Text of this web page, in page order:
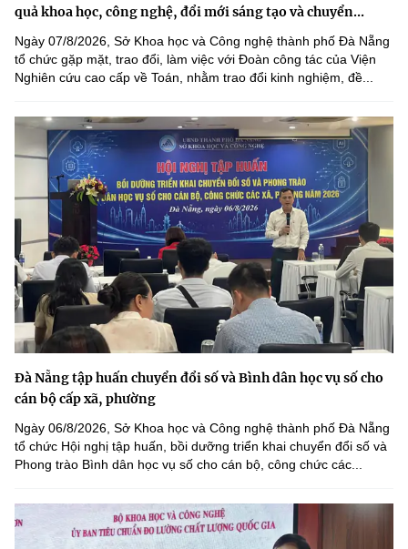
quả khoa học, công nghệ, đổi mới sáng tạo và chuyển...
Ngày 07/8/2026, Sở Khoa học và Công nghệ thành phố Đà Nẵng
tổ chức gặp mặt, trao đổi, làm việc với Đoàn công tác của Viện
Nghiên cứu cao cấp về Toán, nhằm trao đổi kinh nghiệm, đề...
Đà Nẵng tập huấn chuyển đổi số và Bình dân học vụ số cho
cán bộ cấp xã, phường
Ngày 06/8/2026, Sở Khoa học và Công nghệ thành phố Đà Nẵng
tổ chức Hội nghị tập huấn, bồi dưỡng triển khai chuyển đổi số và
Phong trào Bình dân học vụ số cho cán bộ, công chức các...